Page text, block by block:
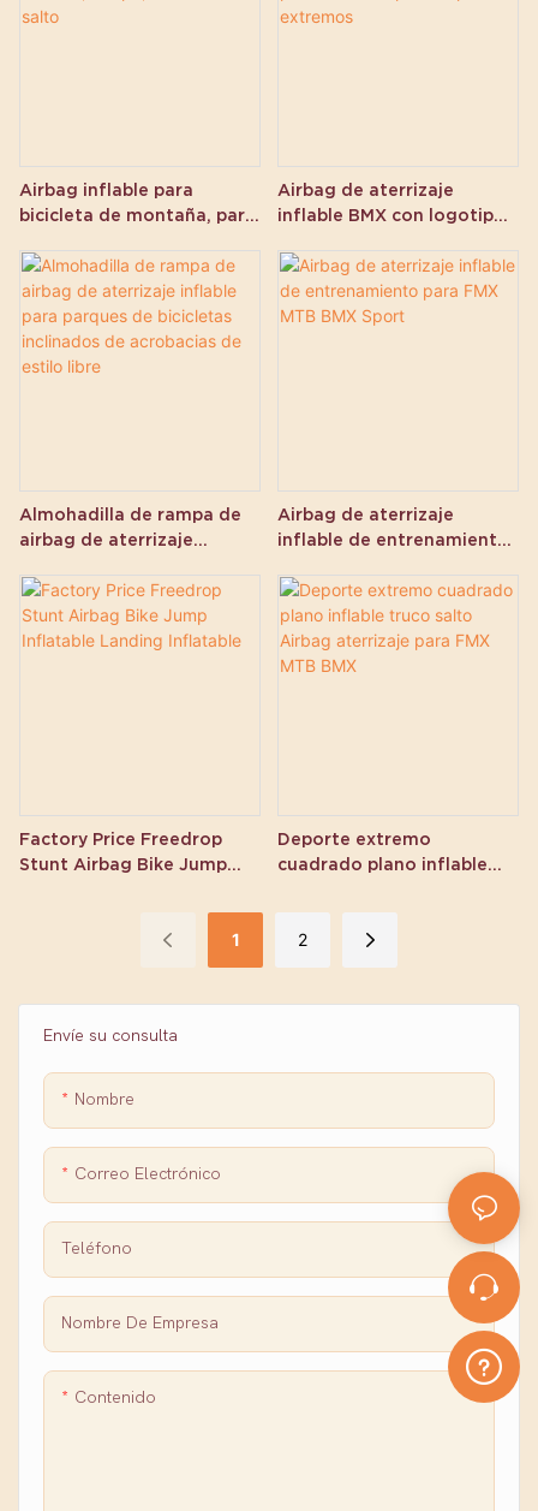
Envíe su consulta
Nombre
Correo Electrónico
Teléfono
Nombre De Empresa
Contenido
Airbag inflable para
bicicleta de montaña, para
de salto
Airbag de aterrizaje
inflable BMX con logotipo
deportes extremos
Almohadilla de rampa de
airbag de aterrizaje
bicicletas inclinados de
acrobacias de estilo libre
Airbag de aterrizaje
inflable de entrenamiento
Factory Price Freedrop
Stunt Airbag Bike Jump
Deporte extremo
cuadrado plano inflable
aterrizaje para FMX MTB
BMX
1 2